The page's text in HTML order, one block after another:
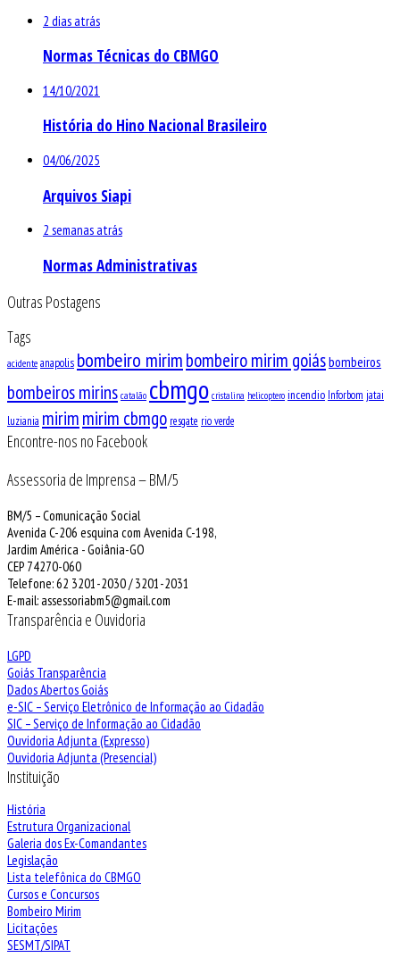
2 dias atrás
Normas Técnicas do CBMGO
14/10/2021
História do Hino Nacional Brasileiro
04/06/2025
Arquivos Siapi
2 semanas atrás
Normas Administrativas
Outras Postagens
Tags
acidente anapolis bombeiro mirimbombeiro mirim goiásbombeiros
bombeiros mirins catalão cbmgo cristalina helicoptero incendio Inforbom jatai
luziania mirimmirim cbmgo resgate rio verde
Encontre-nos no Facebook
Assessoria de Imprensa – BM/5
BM/5 – Comunicação Social
Avenida C-206 esquina com Avenida C-198,
Jardim América - Goiânia-GO
CEP 74270-060
Telefone: 62 3201-2030 / 3201-2031
E-mail: assessoriabm5@gmail.com
Transparência e Ouvidoria
LGPD
Goiás Transparência
Dados Abertos Goiás
e-SIC – Serviço Eletrônico de Informação ao Cidadão
SIC – Serviço de Informação ao Cidadão
Ouvidoria Adjunta (Expresso)
Ouvidoria Adjunta (Presencial)
Instituição
História
Estrutura Organizacional
Galeria dos Ex-Comandantes
Legislação
Lista telefônica do CBMGO
Cursos e Concursos
Bombeiro Mirim
Licitações
SESMT/SIPAT